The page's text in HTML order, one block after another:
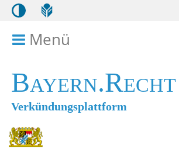
Menü
Bayern.Recht
Verkündungsplattform